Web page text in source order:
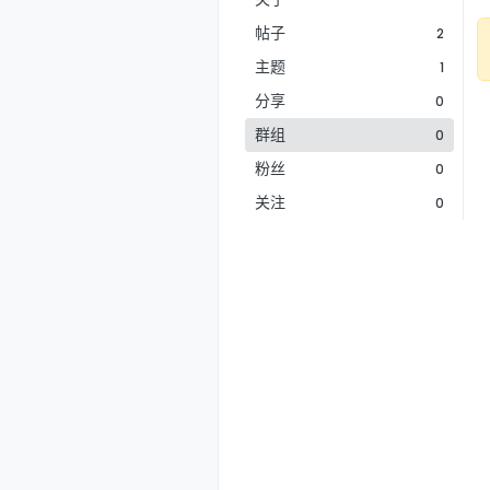
帖子
2
主题 1
分享 0
群组 0
粉丝 0
关注 0